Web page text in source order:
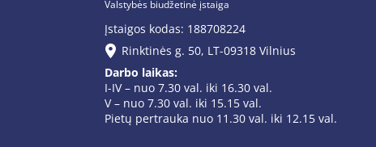
Valstybės biudžetinė įstaiga
Įstaigos kodas: 188708224
Rinktinės g. 50, LT-09318 Vilnius
Darbo laikas:
I-IV – nuo 7.30 val. iki 16.30 val.
V – nuo 7.30 val. iki 15.15 val.
Pietų pertrauka nuo 11.30 val. iki 12.15 val.